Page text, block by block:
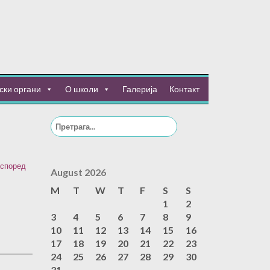
органи О школи Галерија Контакт
Search
for:
August 2026
M
T W T F S S
1
2
3
4 5 6 7 8
9
10
11 12 13 14 15
16
17
18 19 20 21 22
23
24
25 26 27 28 29
30